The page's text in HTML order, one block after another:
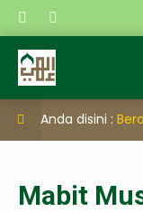
Anda disini :
Mabit